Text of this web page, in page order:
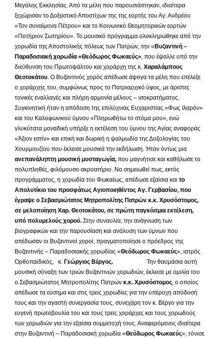
Μεγάλης Εκκλησίας. Από τα μέλη που παρουσιάστηκαν, ιδιαίτερα
ξεχώρισαν το Δοξαστικό Αποστίχων της της εορτής του Αγ. Ανδρέου
«Τον συναίμονα Πέτρου» και το Κοινωνικό Θεομητορικών εορτών
«Ποτήριον Σωτηρίου». Το μουσικό πρόγραμμα ολοκληρώθηκε από την
χορωδία της Αποστολικής πόλεως των Πατρών, την «Βυζαντινή –
Παραδοσιακή χορωδία «Θεόδωρος Φωκαεύς» , που έψαλλε υπό την
διεύθυνση του Πρωτοψάλτου και χοράρχη της κ. Χαραλάμπους
Θεοτοκάτου . Ο Βυζαντινός χορός απέδωσε άψογα τα μέλη που επέλεξε
ο χοράρχης του, συμφώνως προς το Πατριαρχικό ύφος, με άριστες
τονικές εναλλαγές και πλήρη αρμονία μέλους – ισοκρατήματος.
Συγκινητική ήταν η απόδοση της επιλύχνιας Ευχαριστίας «Φως Ιλαρόν»
και του Καλοφωνικού ύμνου «Πληρωθήτω το στόμα μου», ενώ
γλυκύτατα μοναδική υπήρξε η εκτέλεση του ύμνου της Αγίας αναφοράς
«Άξιον εστίν» και επική και δωρική η ψαλμωδία της Δοξολογίας του
Χουρμουζίου που έκλεισε μουσικά την εκδήλωση. Ήταν όντως μια
ανεπανάληπτη μουσική μυσταγωγία, που μαγνήτισε και καθήλωσε το
πολυπληθές, φιλόμουσο ακροατήριο. Να σημειωθεί πως, εκτός
προγράμματος, η χορωδία του Φωκαέως, απέδωσε εξαίσια και το
Απολυτίκιο του προσφάτως Αγιοποιηθέντος Αγ. Γερβασίου, που
έγραψε ο Σεβασμιώτατος Μητροπολίτης Πατρών κ.κ. Χρυσόστομος,
σε μελοποίηση Χαρ. Θεοτοκάτου, σε πρώτη παγκόσμια εκτέλεση,
υπό πολυμελούς χορού. Στην συναυλία, την ανάγνωση των
βιογραφικών και την παρουσίαση και ανάλυση των ύμνων που
απέδωσαν οι Βυζαντινοί χοροί, πραγματοποίησε ο πρόεδρος της
Βυζαντινής – Παραδοσιακής χορωδίας «Θεόδωρος Φωκαεύς», ιατρός
Ορθοπαιδικός, κ. Γεώργιος Βέργος. Την θαυμάσια αυτή
μουσική σύναξη των τριών Βυζαντινών χορωδιών, έκλεισε με ομιλία του
ο Σεβασμιώτατος Μητροπολίτης Πατρών κ.κ. Χρυσόστομος , ο οποίος
απέδωσε τα εύσημα και στις τρεις χορωδίες για την υπέροχη απόδοσή
τους και την αγαστή συνεργασία τους, συνεχάρη τον κ. Βέργο για την
ευγενή πρωτοβουλία του και τους τρεις χοράρχες και τους χορωδούς
των χορωδιών για την εξαίσια συμμετοχή τους. Αναφερόμενος ιδιαίτερα
στην Βυζαντινή – Παραδοσιακή χορωδία «Θεόδωρος Φωκαεύς», τόνισε